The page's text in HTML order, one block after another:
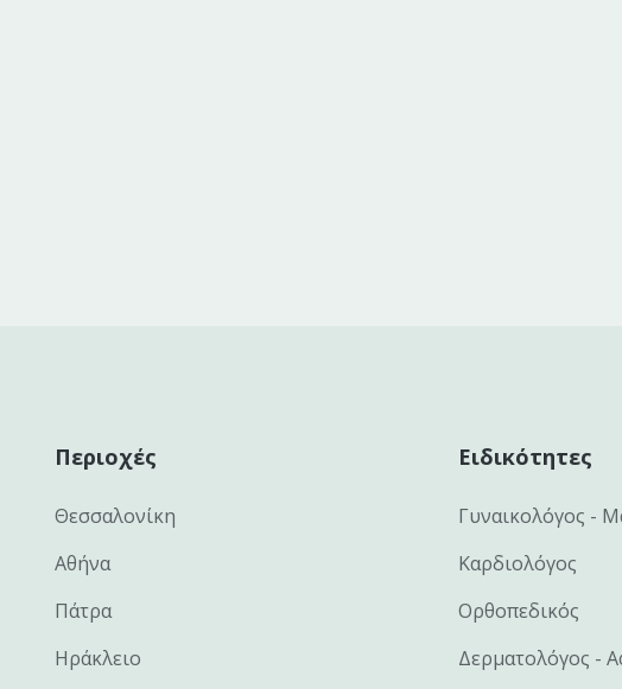
Περιοχές
Θεσσαλονίκη
Αθήνα
Πάτρα
Ηράκλειο
Ειδικότητες
Γυναικολόγος -
Καρδιολόγος
Ορθοπεδικός
Δερματολόγος -